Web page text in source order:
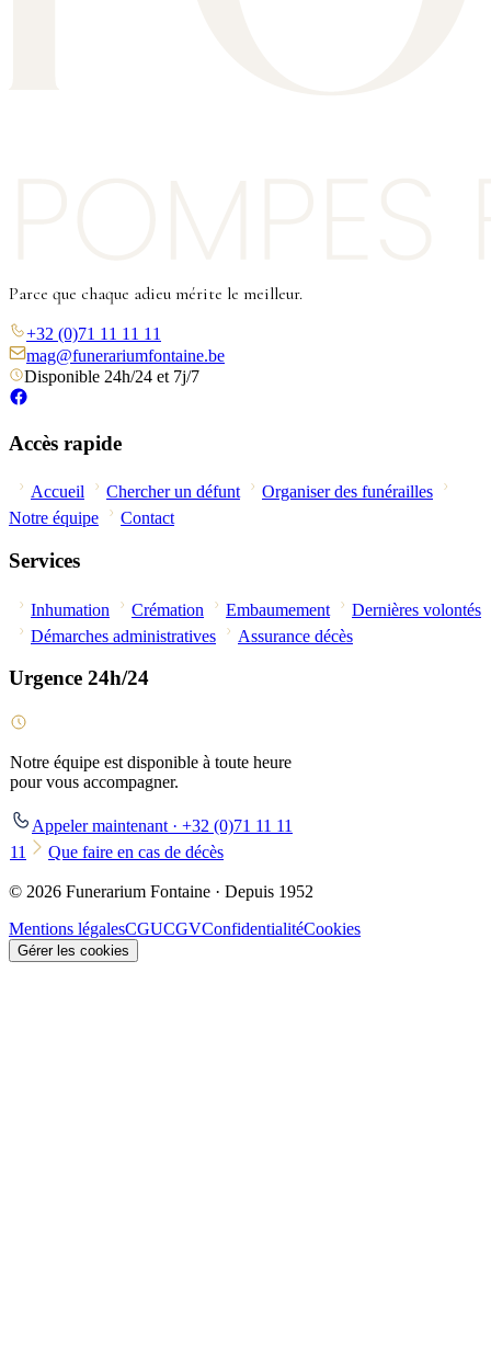
Parce que chaque adieu mérite le meilleur.
+32 (0)71 11 11 11
mag@funerariumfontaine.be
Disponible 24h/24 et 7j/7
Accès rapide
Accueil Chercher un défunt
Organiser des funérailles
Notre équipe
Contact
Services
Inhumation Crémation Embaumement
Dernières volontés
Démarches administratives
Assurance décès
Urgence 24h/24
Notre équipe est disponible à toute heure
pour vous accompagner.
Appeler maintenant · +32 (0)71 11 11
11
Que faire en cas de décès
© 2026 Funerarium Fontaine · Depuis 1952
Mentions légalesCGUCGVConfidentialitéCookies
Gérer les cookies